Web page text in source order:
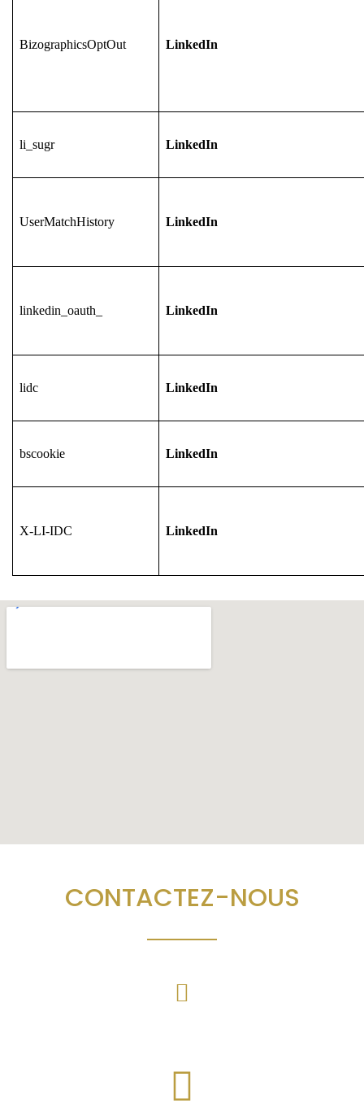
BizographicsOptOut LinkedIn
li_sugr LinkedIn
UserMatchHistory LinkedIn
linkedin_oauth_ LinkedIn
lidc LinkedIn
bscookie LinkedIn
X-LI-IDC LinkedIn
CONTACTEZ-NOUS